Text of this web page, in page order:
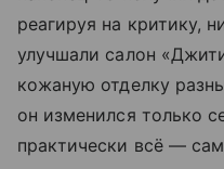
реагируя на критику,
улучшали салон
кожаную отделку
он изменился только
практически всё —